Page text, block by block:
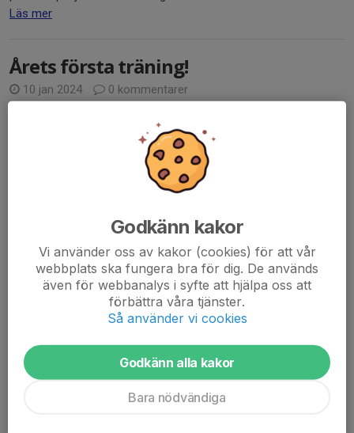
Läs mer
Årets första träning!
10 jan 2024 0 kommentarer
Godkänn kakor
Vi använder oss av kakor (cookies) för att vår
webbplats ska fungera bra för dig. De används
även för webbanalys i syfte att hjälpa oss att
förbättra våra tjänster.
Så använder vi cookies
Godkänn alla kakor
Bara nödvändiga